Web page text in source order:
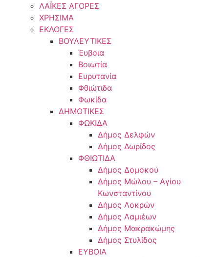
ΛΑΪΚΕΣ ΑΓΟΡΕΣ
ΧΡΗΣΙΜΑ
ΕΚΛΟΓΕΣ
ΒΟΥΛΕΥΤΙΚΕΣ
Έυβοια
Βοιωτία
Ευρυτανία
Φθιώτιδα
Φωκίδα
ΔΗΜΟΤΙΚΕΣ
ΦΩΚΙΔΑ
Δήμος Δελφών
Δήμος Δωρίδος
ΦΘΙΩΤΙΔΑ
Δήμος Δομοκού
Δήμος Μώλου – Αγίου
Κωνσταντίνου
Δήμος Λοκρών
Δήμος Λαμιέων
Δήμος Μακρακώμης
Δήμος Στυλίδος
ΕΥΒΟΙΑ